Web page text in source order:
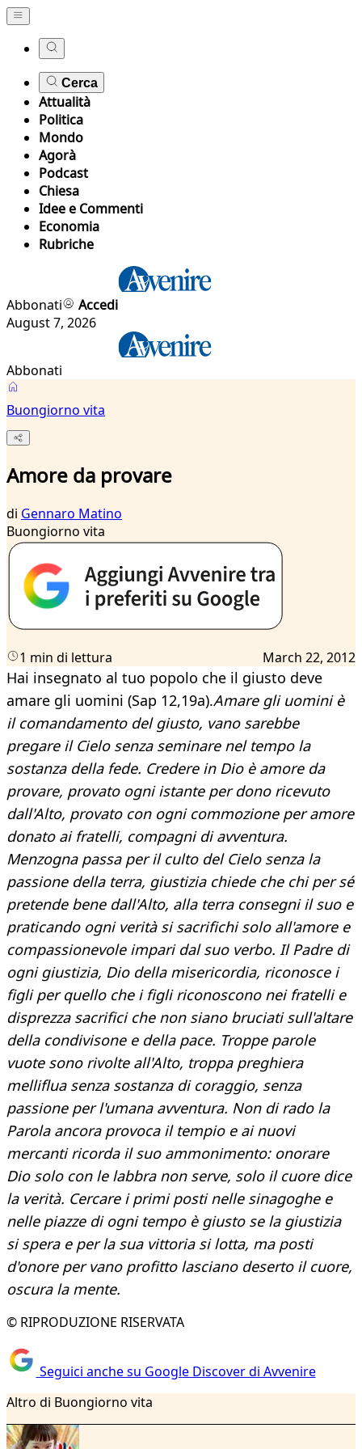
Cerca
Attualità
Politica
Mondo
Agorà
Podcast
Chiesa
Idee e Commenti
Economia
Rubriche
Abbonati
Accedi
August 7, 2026
Abbonati
Buongiorno vita
Amore da provare
di Gennaro Matino
Buongiorno vita
1 min di lettura March 22, 2012
Hai insegnato al tuo popolo che il giusto deve
amare gli uomini (Sap 12,19a).Amare gli uomini è
il comandamento del giusto, vano sarebbe
pregare il Cielo senza seminare nel tempo la
sostanza della fede. Credere in Dio è amore da
provare, provato ogni istante per dono ricevuto
dall'Alto, provato con ogni commozione per amore
donato ai fratelli, compagni di avventura.
Menzogna passa per il culto del Cielo senza la
passione della terra, giustizia chiede che chi per sé
pretende bene dall'Alto, alla terra consegni il suo e
praticando ogni verità si sacrifichi solo all'amore e
compassionevole impari dal suo verbo. Il Padre di
ogni giustizia, Dio della misericordia, riconosce i
figli per quello che i figli riconoscono nei fratelli e
disprezza sacrifici che non siano bruciati sull'altare
della condivisone e della pace. Troppe parole
vuote sono rivolte all'Alto, troppa preghiera
melliflua senza sostanza di coraggio, senza
passione per l'umana avventura. Non di rado la
Parola ancora provoca il tempio e ai nuovi
mercanti ricorda il suo ammonimento: onorare
Dio solo con le labbra non serve, solo il cuore dice
la verità. Cercare i primi posti nelle sinagoghe e
nelle piazze di ogni tempo è giusto se la giustizia
si spera e per la sua vittoria si lotta, ma posti
d'onore per vano profitto lasciano deserto il cuore,
oscura la mente.
© RIPRODUZIONE RISERVATA
Seguici anche su Google Discover di Avvenire
Altro di Buongiorno vita